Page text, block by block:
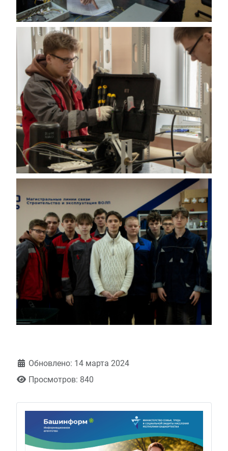
Обновлено: 14 марта 2024
Просмотров: 840